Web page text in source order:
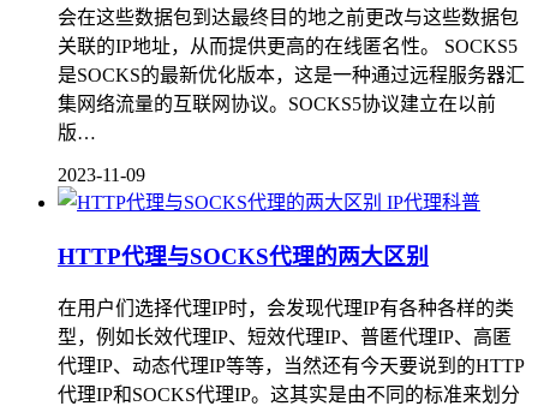
会在这些数据包到达最终目的地之前更改与这些数据包
关联的IP地址，从而提供更高的在线匿名性。 SOCKS5
是SOCKS的最新优化版本，这是一种通过远程服务器汇
集网络流量的互联网协议。SOCKS5协议建立在以前
版…
2023-11-09
IP代理科普
HTTP代理与SOCKS代理的两大区别
在用户们选择代理IP时，会发现代理IP有各种各样的类
型，例如长效代理IP、短效代理IP、普匿代理IP、高匿
代理IP、动态代理IP等等，当然还有今天要说到的HTTP
代理IP和SOCKS代理IP。这其实是由不同的标准来划分